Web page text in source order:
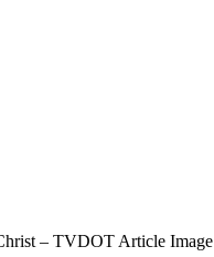
– TVDOT Article Image